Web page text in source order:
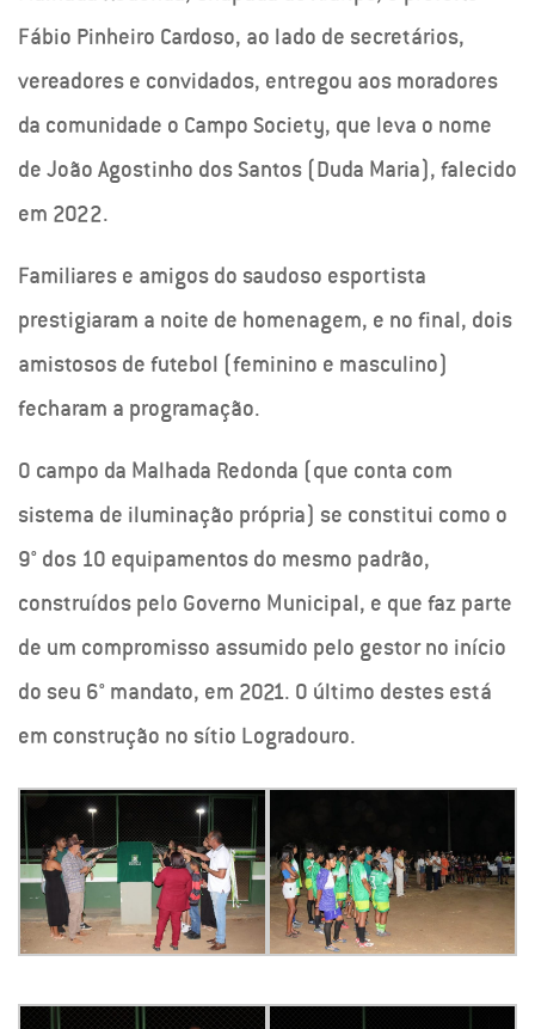
Fábio Pinheiro Cardoso, ao lado de secretários,
vereadores e convidados, entregou aos moradores
da comunidade o Campo Society, que leva o nome
de João Agostinho dos Santos (Duda Maria), falecido
em 2022.
Familiares e amigos do saudoso esportista
prestigiaram a noite de homenagem, e no final, dois
amistosos de futebol (feminino e masculino)
fecharam a programação.
O campo da Malhada Redonda (que conta com
sistema de iluminação própria) se constitui como o
9° dos 10 equipamentos do mesmo padrão,
construídos pelo Governo Municipal, e que faz parte
de um compromisso assumido pelo gestor no início
do seu 6° mandato, em 2021. O último destes está
em construção no sítio Logradouro.